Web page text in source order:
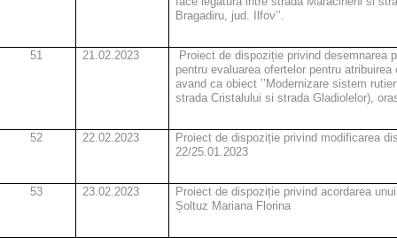
Bragadiru, jud. Ilfov’’.
51 21.02.2023
Proiect de dispoziție privind desemnarea
pentru evaluarea ofertelor pentru
avand ca obiect ’’Modernizare sistem
strada Cristalului si strada Gladiolelor),
52 22.02.2023
Proiect de dispoziție privind modificarea
22/25.01.2023
53 23.02.2023
Proiect de dispoziție privind acordarea
Șoltuz Mariana Florina